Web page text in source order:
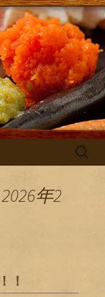
ログ
「さけともま
本酒のン入荷
するブログで
検
年2
！